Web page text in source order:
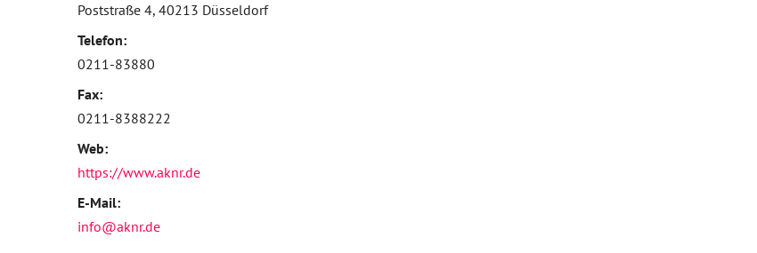
Poststraße 4, 40213 Düsseldorf
Telefon:
0211-83880
Fax:
0211-8388222
Web:
https://www.aknr.de
E-Mail:
info@aknr.de